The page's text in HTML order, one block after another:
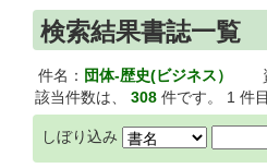
検索結果書誌一覧
件名： 団体-歴史(ビジネス）
該当件数は、 308 件です。 1 件
しぼり込み